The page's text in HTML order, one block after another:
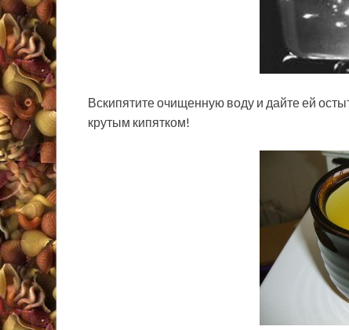
Вскипятите очищенную воду и дайте ей
крутым кипятком!